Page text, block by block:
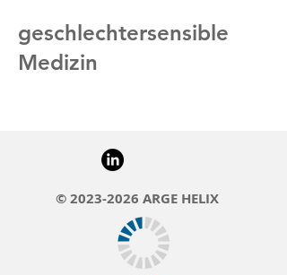
geschlechtersensible
Medizin
©2023-2026 ARGE HELIX